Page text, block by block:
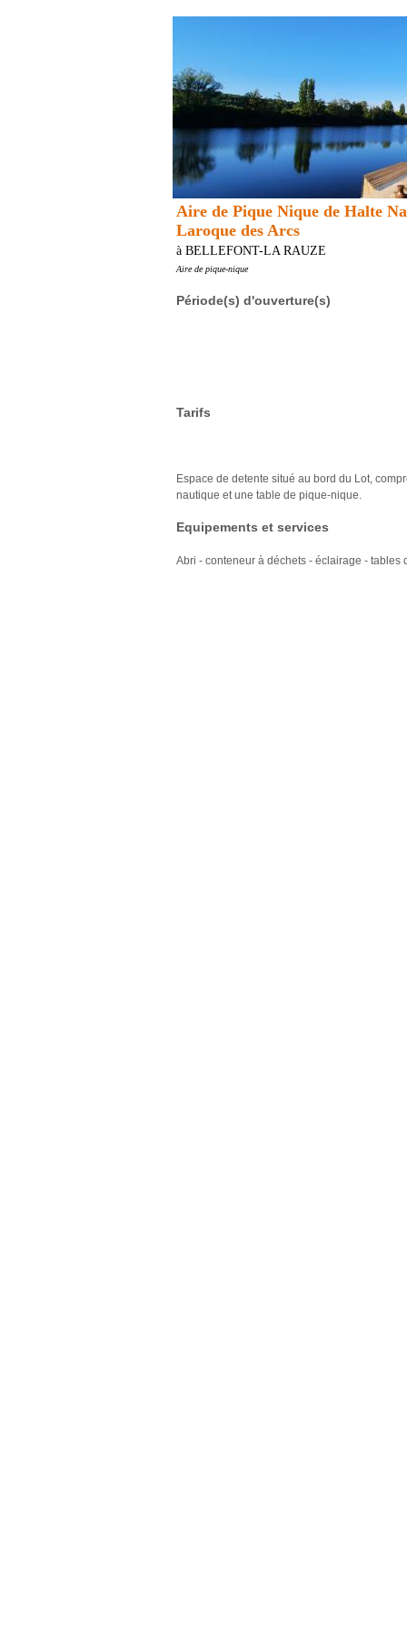
Aire de Pique Nique de Halte
Laroque des Arcs
à BELLEFONT-LA RAUZE
Aire de pique-nique
Période(s) d'ouverture(s)
Tarifs
Espace de detente situé au bord du Lot,
nautique et une table de pique-nique.
Equipements et services
Abri - conteneur à déchets - éclairage - tables